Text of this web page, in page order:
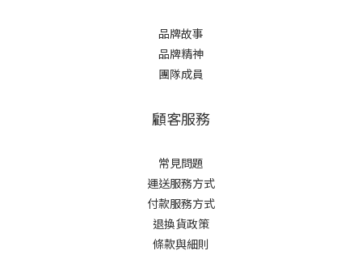
品牌故事
品牌精神
團隊成員
顧客服務
常見問題
運送服務方式
付款服務方式
退換貨政策
條款與細則